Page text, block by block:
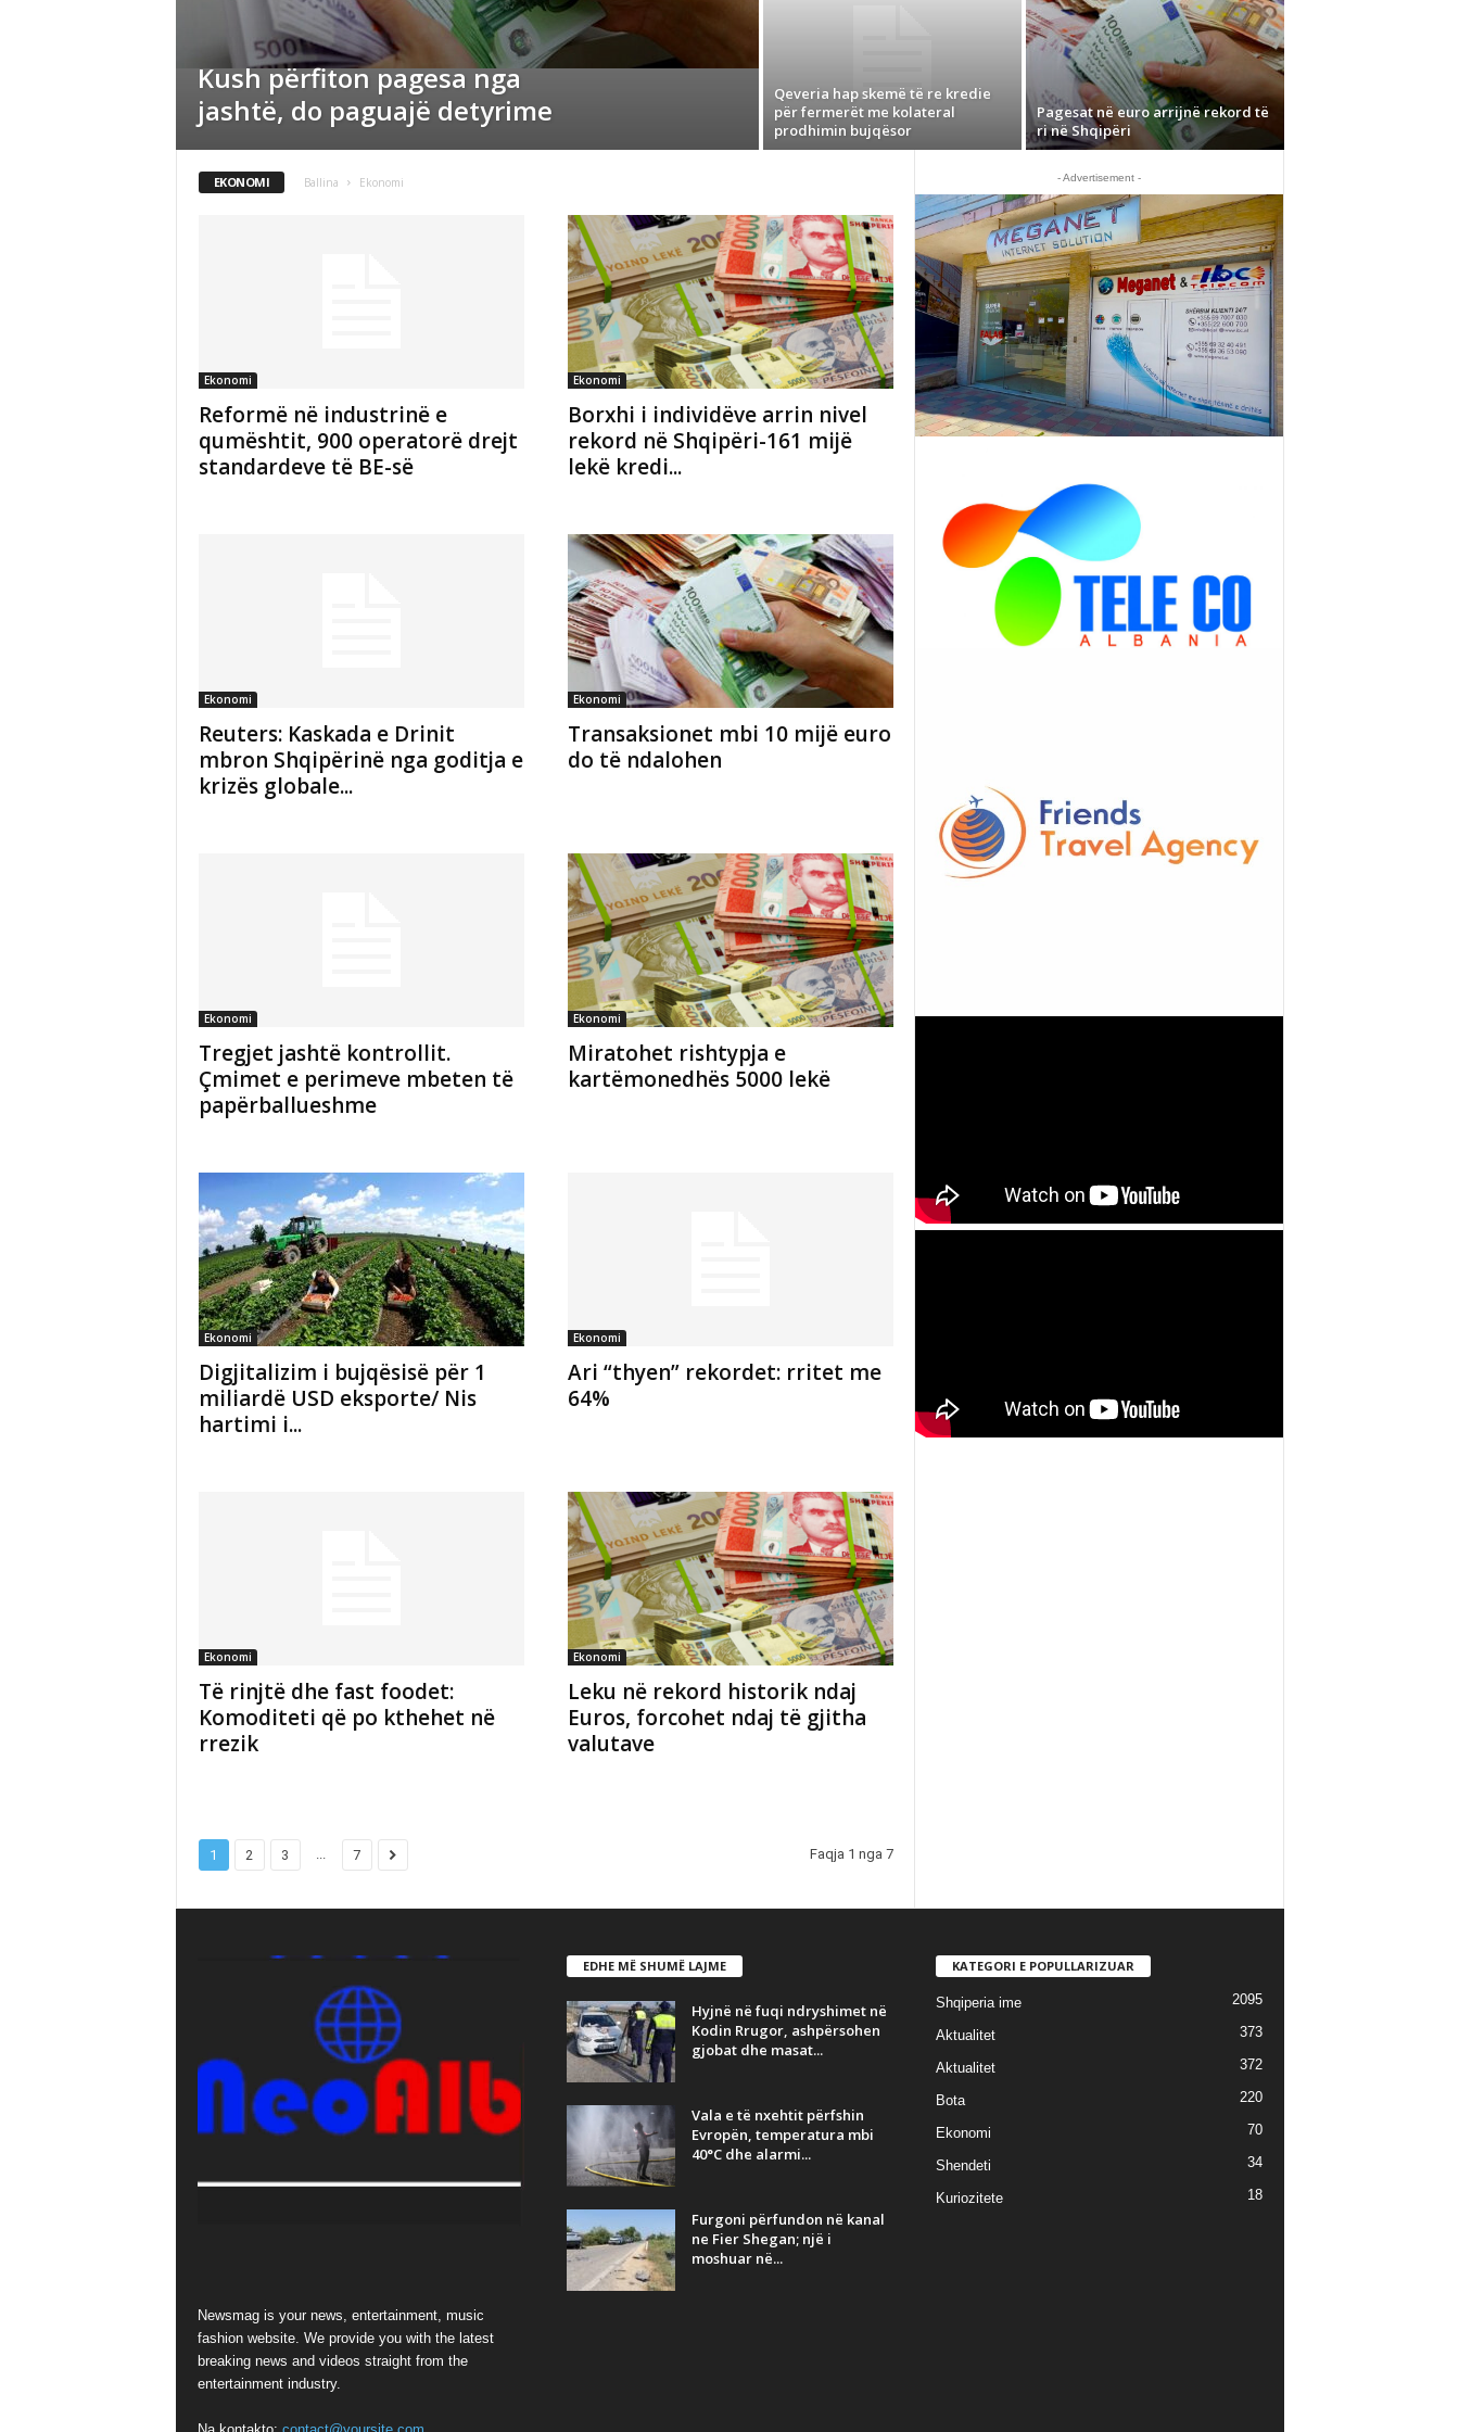
Kush përfiton pagesa nga
jashtë, do paguajë detyrime
Qeveria hap skemë të re kredie
për fermerët me kolateral
prodhimin bujqësor
Pagesat në euro arrijnë rekord të
ri në Shqipëri
EKONOMI Ballina Ekonomi
Ekonomi
Reformë në industrinë e
qumështit, 900 operatorë drejt
standardeve të BE-së
Ekonomi
Borxhi i individëve arrin nivel
rekord në Shqipëri-161 mijë
lekë kredi...
Ekonomi
Reuters: Kaskada e Drinit
mbron Shqipërinë nga goditja e
krizës globale...
Ekonomi
Transaksionet mbi 10 mijë euro
do të ndalohen
Ekonomi
Tregjet jashtë kontrollit.
Çmimet e perimeve mbeten të
papërballueshme
Ekonomi
Miratohet rishtypja e
kartëmonedhës 5000 lekë
Ekonomi
Digjitalizim i bujqësisë për 1
miliardë USD eksporte/ Nis
hartimi i...
Ekonomi
Ari “thyen” rekordet: rritet me
64%
Ekonomi
Të rinjtë dhe fast foodet:
Komoditeti që po kthehet në
rrezik
Ekonomi
Leku në rekord historik ndaj
Euros, forcohet ndaj të gjitha
valutave
1 2 3 ... 7 Faqja 1 nga 7
- Advertisement -
Newsmag is your news, entertainment, music
fashion website. We provide you with the latest
breaking news and videos straight from the
entertainment industry.
EDHE MË SHUMË LAJME
Hyjnë në fuqi ndryshimet në
Kodin Rrugor, ashpërsohen
gjobat dhe masat...
Vala e të nxehtit përfshin
Evropën, temperatura mbi
40°C dhe alarmi...
Furgoni përfundon në kanal
ne Fier Shegan; një i
moshuar në...
KATEGORI E POPULLARIZUAR
Shqiperia ime 2095
Aktualitet 373
Aktualitet 372
Bota 220
Ekonomi 70
Shendeti 34
Kuriozitete 18